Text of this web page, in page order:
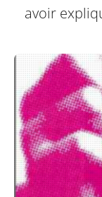
avoir